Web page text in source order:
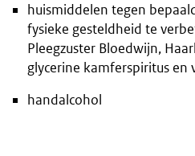
huismiddelen tegen
fysieke gesteldheid te
Pleegzuster Bloedwijn,
glycerine kamferspiritus en
handalcohol